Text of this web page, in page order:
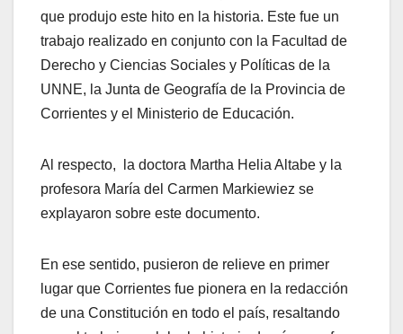
que produjo este hito en la historia. Este fue un
trabajo realizado en conjunto con la Facultad de
Derecho y Ciencias Sociales y Políticas de la
UNNE, la Junta de Geografía de la Provincia de
Corrientes y el Ministerio de Educación.
Al respecto, la doctora Martha Helia Altabe y la
profesora María del Carmen Markiewiez se
explayaron sobre este documento.
En ese sentido, pusieron de relieve en primer
lugar que Corrientes fue pionera en la redacción
de una Constitución en todo el país, resaltando